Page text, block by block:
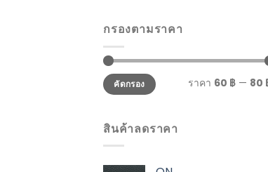
กรองตามราคา
คัดกรอง ราคา 60 ฿ — 80
สินค้าลดราคา